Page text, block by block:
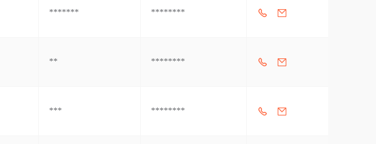
******* ********
** ********
*** ********